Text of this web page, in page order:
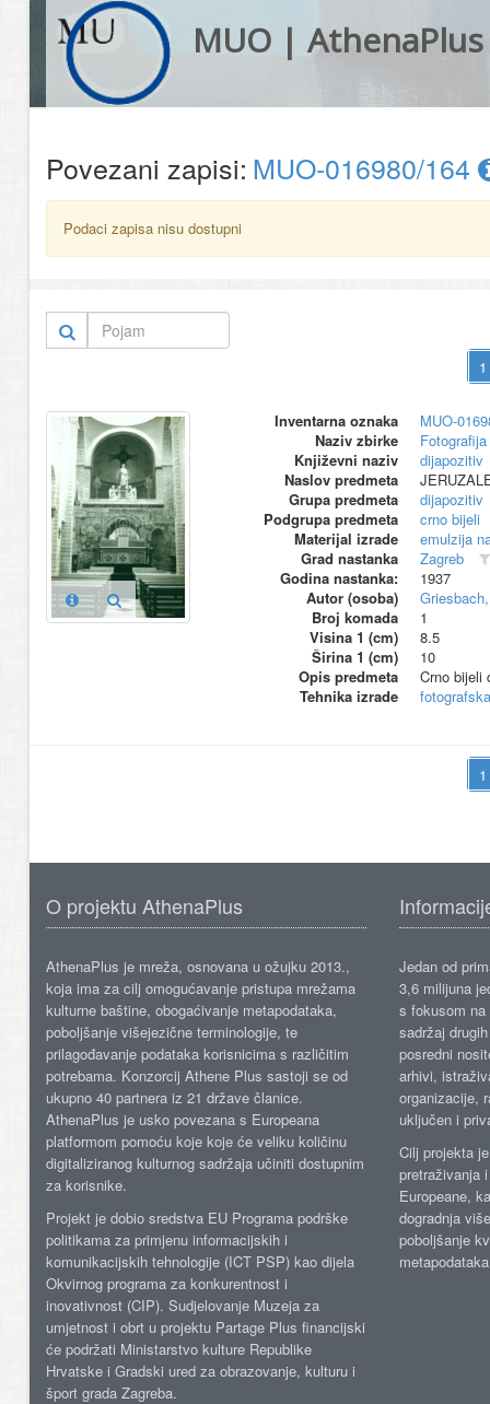
MUO | AthenaPlus
Povezani zapisi: MUO-016980/164
Podaci zapisa nisu dostupni
Inventarna oznaka
MUO-
Naziv zbirke
Književni naziv
dijapozitiv
Naslov predmeta
Grupa predmeta
dijapozitiv
Podgrupa predmeta
crno bijeli
Materijal izrade
emulzija
Grad nastanka
Zagreb
Godina nastanka:
1937
Autor (osoba)
Broj komada
1
Visina 1 (cm)
8.5
Širina 1 (cm)
10
Opis predmeta
Crno bijeli
Tehnika izrade
fotografska
O projektu AthenaPlus
AthenaPlus je mreža, osnovana u ožujku 2013.,
koja ima za cilj omogućavanje pristupa mrežama
kulturne baštine, obogaćivanje metapodataka,
poboljšanje višejezične terminologije, te
prilagođavanje podataka korisnicima s različitim
potrebama. Konzorcij Athene Plus sastoji se od
ukupno 40 partnera iz 21 države članice.
AthenaPlus je usko povezana s Europeana
platformom pomoću koje koje će veliku količinu
digitaliziranog kulturnog sadržaja učiniti dostupnim
za korisnike.
Projekt je dobio sredstva EU Programa podrške
politikama za primjenu informacijskih i
komunikacijskih tehnologije (ICT PSP) kao dijela
Okvirnog programa za konkurentnost i
inovativnost (CIP). Sudjelovanje Muzeja za
umjetnost i obrt u projektu Partage Plus financijski
će podržati Ministarstvo kulture Republike
Hrvatske i Gradski ured za obrazovanje, kulturu i
šport grada Zagreba.
Jedan od
3,6 milijuna
s fokusom
sadržaj
posredni
arhivi,
organizacije,
uključen i
Cilj projekta
pretraživanja
Europeane,
dogradnja
poboljšanje